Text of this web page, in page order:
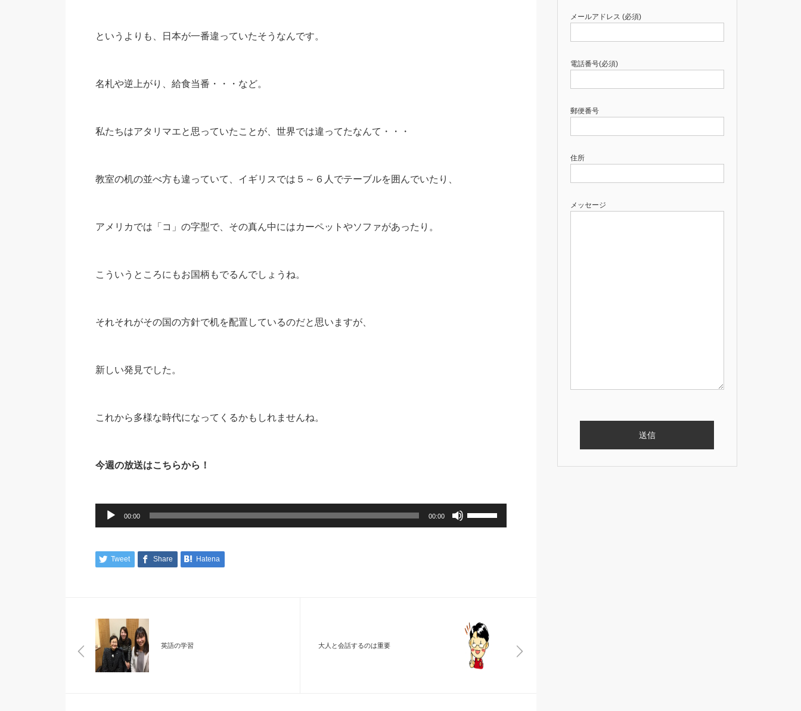
というよりも、日本が一番違っていたそうなんです。
名札や逆上がり、給食当番・・・など。
私たちはアタリマエと思っていたことが、世界では違ってたなんて・・・
教室の机の並べ方も違っていて、イギリスでは５～６人でテーブルを囲んでいたり、
アメリカでは「コ」の字型で、その真ん中にはカーペットやソファがあったり。
こういうところにもお国柄もでるんでしょうね。
それそれがその国の方針で机を配置しているのだと思いますが、
新しい発見でした。
これから多様な時代になってくるかもしれませんね。
今週の放送はこちらから！
ー
00:00 00:00
リ
ー
を
使
っ
て
く
Tweet Share Hatena
英語の学習 大人と会話するのは重要
メールアドレス (必須)
電話番号(必須)
郵便番号
住所
メッセージ